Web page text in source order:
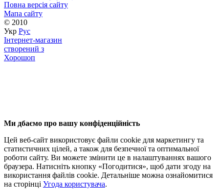
Повна версія сайту
Мапа сайту
© 2010
Укр Рус
Інтернет-магазин
створений з
Хорошоп
Ми дбаємо про вашу конфіденційність
Цей веб-сайт використовує файли cookie для маркетингу та
статистичних цілей, а також для безпечної та оптимальної
роботи сайту. Ви можете змінити це в налаштуваннях вашого
браузера. Натисніть кнопку «Погодитися», щоб дати згоду на
використання файлів cookie. Детальніше можна ознайомитися
на сторінці Угода користувача.